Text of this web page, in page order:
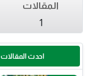
المقالات
1
احدث المقالات